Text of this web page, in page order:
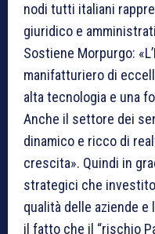
nodi tutti italiani
giuridico e
Sostiene Morpurgo:
manifatturiero di
alta tecnologia e una
Anche il settore dei
dinamico e ricco di
crescita». Quindi in
strategici che
qualità delle aziende
il fatto che il “rischio